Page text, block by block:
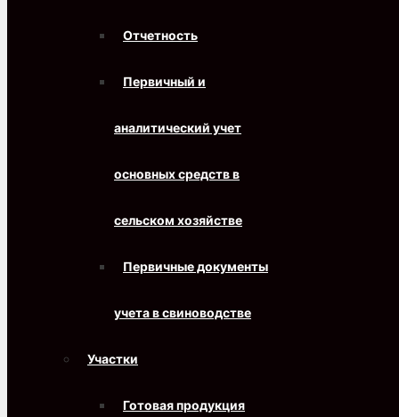
Отчетность
Первичный и
аналитический учет
основных средств в
сельском хозяйстве
Первичные документы
учета в свиноводстве
Участки
Готовая продукция